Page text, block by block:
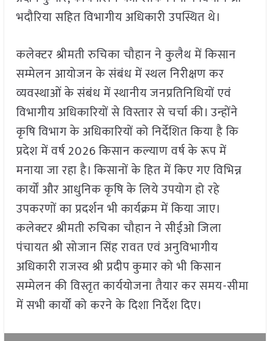
भदौरिया सहित विभागीय अधिकारी उपस्थित थे।
कलेक्टर श्रीमती रुचिका चौहान ने कुलैथ में किसान
सम्मेलन आयोजन के संबंध में स्थल निरीक्षण कर
व्यवस्थाओं के संबंध में स्थानीय जनप्रतिनिधियों एवं
विभागीय अधिकारियों से विस्तार से चर्चा की। उन्होंने
कृषि विभाग के अधिकारियों को निर्देशित किया है कि
प्रदेश में वर्ष 2026 किसान कल्याण वर्ष के रूप में
मनाया जा रहा है। किसानों के हित में किए गए विभिन्न
कार्यों और आधुनिक कृषि के लिये उपयोग हो रहे
उपकरणों का प्रदर्शन भी कार्यक्रम में किया जाए।
कलेक्टर श्रीमती रुचिका चौहान ने सीईओ जिला
पंचायत श्री सोजान सिंह रावत एवं अनुविभागीय
अधिकारी राजस्व श्री प्रदीप कुमार को भी किसान
सम्मेलन की विस्तृत कार्ययोजना तैयार कर समय-सीमा
में सभी कार्यों को करने के दिशा निर्देश दिए।